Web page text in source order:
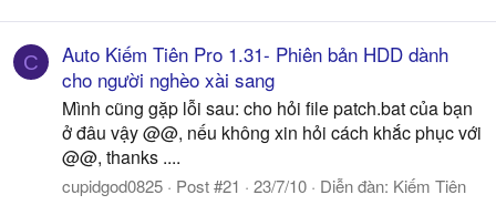
C
Auto Kiếm Tiên Pro 1.31- Phiên bản HDD dành
cho người nghèo xài sang
Mình cũng gặp lỗi sau: cho hỏi file patch.bat của bạn
ở đâu vậy @@, nếu không xin hỏi cách khắc phục với
@@, thanks ....
cupidgod0825 Post #21 23/7/10 Diễn đàn: Kiếm Tiên